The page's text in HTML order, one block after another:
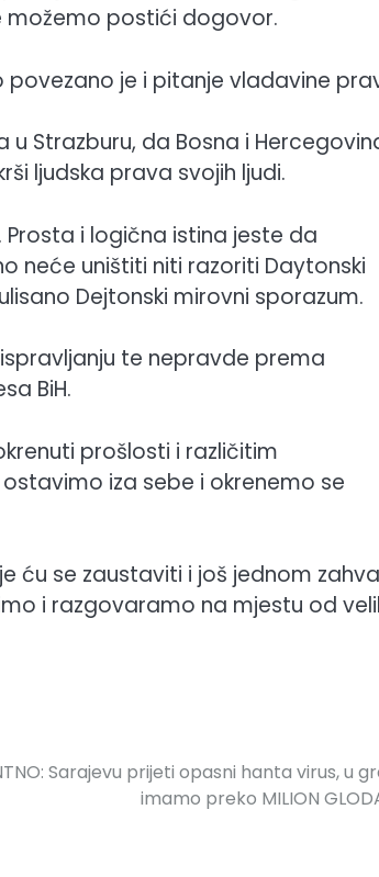
možemo postići dogovor.
povezano je i pitanje vladavine
Strazburu, da Bosna i
ljudska prava svojih ljudi.
i logična istina jeste da
neće uništiti niti razoriti Daytonski
Dejtonski mirovni sporazum.
te nepravde prema
BiH.
prošlosti i različitim
iza sebe i okrenemo se
ću se zaustaviti i još jednom
i razgovaramo na mjestu od
Sarajevu prijeti opasni hanta virus, u
imamo preko MILION